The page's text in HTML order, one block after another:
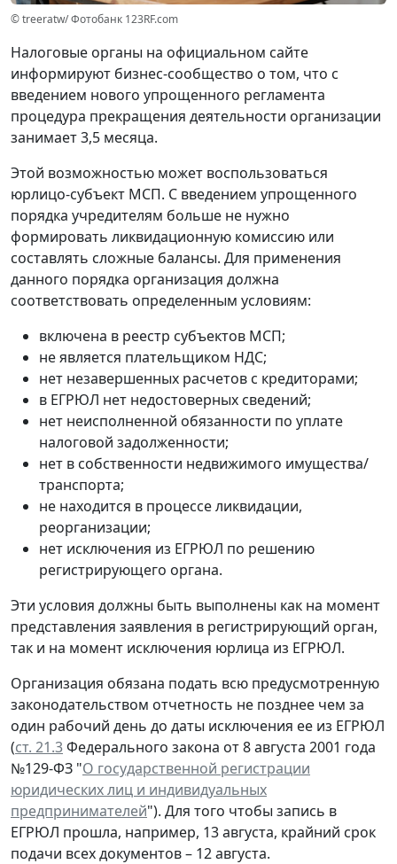
© treeratw/ Фотобанк 123RF.com
Налоговые органы на официальном сайте
информируют бизнес-сообщество о том, что с
введением нового упрощенного регламента
процедура прекращения деятельности организации
занимает 3,5 месяца.
Этой возможностью может воспользоваться
юрлицо-субъект МСП. С введением упрощенного
порядка учредителям больше не нужно
формировать ликвидационную комиссию или
составлять сложные балансы. Для применения
данного порядка организация должна
соответствовать определенным условиям:
включена в реестр субъектов МСП;
не является плательщиком НДС;
нет незавершенных расчетов с кредиторами;
в ЕГРЮЛ нет недостоверных сведений;
нет неисполненной обязанности по уплате
налоговой задолженности;
нет в собственности недвижимого имущества/
транспорта;
не находится в процессе ликвидации,
реорганизации;
нет исключения из ЕГРЮЛ по решению
регистрирующего органа.
Эти условия должны быть выполнены как на момент
представления заявления в регистрирующий орган,
так и на момент исключения юрлица из ЕГРЮЛ.
Организация обязана подать всю предусмотренную
законодательством отчетность не позднее чем за
один рабочий день до даты исключения ее из ЕГРЮЛ
(ст. 21.3Федерального закона от 8 августа 2001 года
№129-ФЗ "О государственной регистрации
юридических лиц и индивидуальных
предпринимателей"). Для того чтобы запись в
ЕГРЮЛ прошла, например, 13 августа, крайний срок
подачи всех документов – 12 августа.